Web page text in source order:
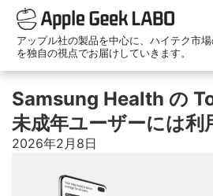
アップル社の製品を中心に、ハイテク市
を独自の視点でお届けしていきます。
Samsung Health の
未成年ユーザーには利
2026年2月8日